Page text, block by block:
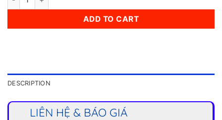
ADD TO CART
DESCRIPTION
LIÊN HỆ & BÁO GIÁ